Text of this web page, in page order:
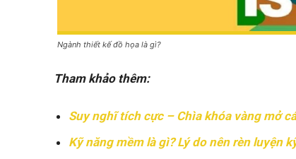
Ngành thiết kế đồ họa là gì?
Tham khảo thêm:
Suy nghĩ tích cực – Chìa khóa vàng mở
Kỹ năng mềm là gì? Lý do nên rèn luyện